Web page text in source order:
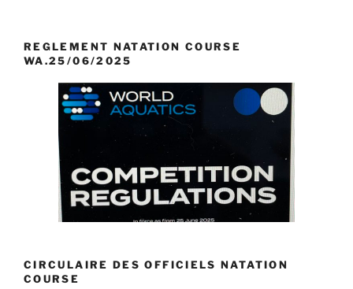
REGLEMENT NATATION COURSE
WA.25/06/2025
CIRCULAIRE DES OFFICIELS NATATION
COURSE